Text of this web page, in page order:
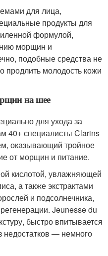
для лица,
продукты для
формулой,
морщин и
подобные средства не
продлить молодость кожи
на шее
для ухода за
40+ специалисты Clarins
оказывающий тройное
от морщин и питание.
кислотой, увлажняющей
а также экстрактами
и подсолнечника,
Jeunesse du
быстро впитывается
недостатков — немного